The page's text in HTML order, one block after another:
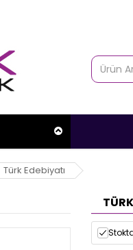
Türk Edebiyatı